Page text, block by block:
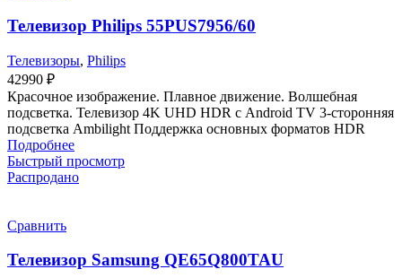
Телевизор Philips 55PUS7956/60
Телевизоры, Philips
42990 ₽
Красочное изображение. Плавное движение. Волшебная
подсветка. Телевизор 4K UHD HDR с Android TV 3-сторонняя
подсветка Ambilight Поддержка основных форматов HDR
Подробнее
Быстрый просмотр
Распродано
Сравнить
Телевизор Samsung QE65Q800TAU